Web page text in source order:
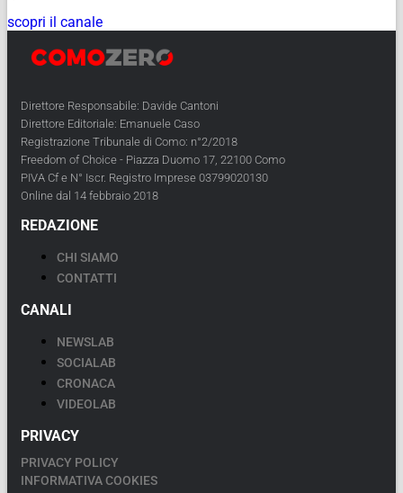
scopri il canale
Direttore Responsabile: Davide Cantoni
Direttore Editoriale: Emanuele Caso
Registrazione Tribunale di Como: n°2/2018
Freedom of Choice - Piazza Duomo 17, 22100 Como
PIVA Cf e N° Iscr. Registro Imprese 03799020130
Online dal 14 febbraio 2018
REDAZIONE
CHI SIAMO
CONTATTI
CANALI
NEWSLAB
SOCIALAB
CRONACA
VIDEOLAB
PRIVACY
PRIVACY POLICY
INFORMATIVA COOKIES